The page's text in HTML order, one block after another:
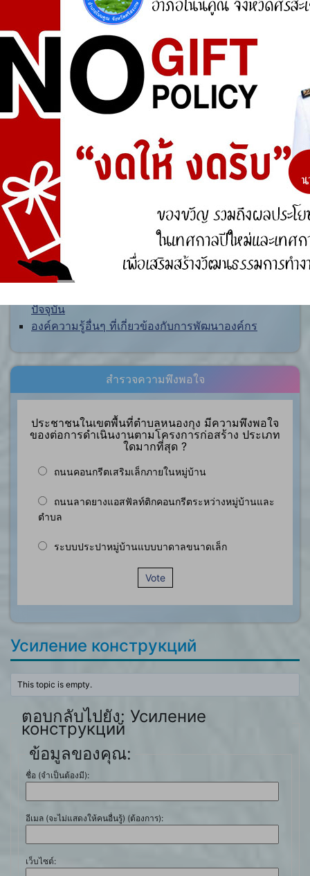
ศูนย์ร้องเรียน
สำนักงานคณะกรรมการป้องกันและปราบปรามการ
สำนักงานคณะกรรมการป้องกันและปราบปรามการ
ทุจริตในภาครัฐ
การจัดการความรู้ (KM)
องค์ความรู้ที่สนับสนุน วิสัยทัศน์ พันธกิจ ยุทธศาสตร์
ขององค์กร
องค์ความรู้จากประสบการณ์ที่องค์กรได้สั่งสมมา
ปัจจุบัน
องค์ความรู้อื่นๆ ที่เกี่ยวข้องกับการพัฒนาองค์กร
สำรวจความพึงพอใจ
ประชาชนในเขตพื้นที่ตำบลหนองกุง มีความพึงพอใจ
ของต่อการดำเนินงานตามโครงการก่อสร้าง ประเภท
ใดมากที่สุด ?
ถนนคอนกรีตเสริมเล็กภายในหมู่บ้าน
ถนนลาดยางแอสฟัลท์ติกคอนกรีตระหว่างหมู่บ้านและ
ตำบล
ระบบประปาหมู่บ้านแบบบาดาลขนาดเล็ก
Vote
Усиление конструкций
This topic is empty.
ตอบกลับไปยัง: Усиление
конструкций
ข้อมูลของคุณ:
ชื่อ (จำเป็นต้องมี):
อีเมล (จะไม่แสดงให้คนอื่นรู้) (ต้องการ):
เว็บไซต์: